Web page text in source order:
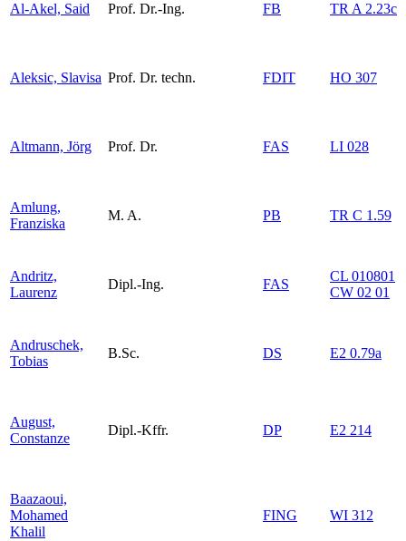
Al-Akel, Said Prof. Dr.-Ing. FB TR A 2.23c
Aleksic, Slavisa Prof. Dr. techn. FDIT HO 307
Altmann, Jörg Prof. Dr. FAS LI 028
Amlung,
Franziska
M. A. PB TR C 1.59
Andritz,
Laurenz
Dipl.-Ing. FAS
CL 010801
CW 02 01
Andruschek,
Tobias
B.Sc. DS E2 0.79a
August,
Constanze
Dipl.-Kffr. DP E2 214
Baazaoui,
Mohamed
Khalil
FING WI 312